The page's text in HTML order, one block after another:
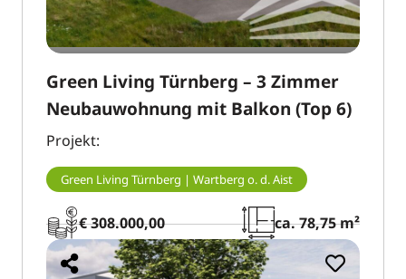
Green Living Türnberg – 3 Zimmer
Neubauwohnung mit Balkon (Top 6)
Projekt:
Green Living Türnberg | Wartberg o. d. Aist
€ 308.000,00 ca. 78,75 m²